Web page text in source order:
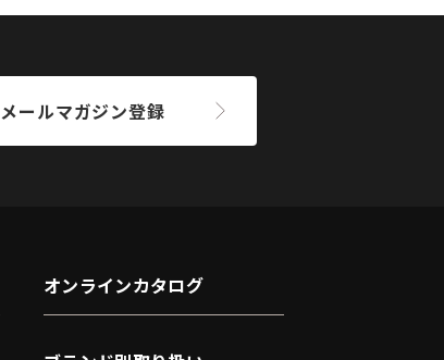
メールマガジン登録
オンラインカタログ